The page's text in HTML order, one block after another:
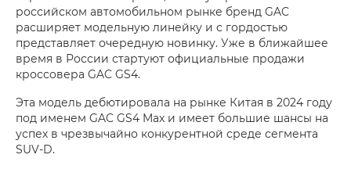
российском автомобильном рынке бренд GAC
расширяет модельную линейку и с гордостью
представляет очередную новинку. Уже в ближайшее
время в России стартуют официальные продажи
кроссовера GAC GS4.
Эта модель дебютировала на рынке Китая в 2024 году
под именем GAC GS4 Max и имеет большие шансы на
успех в чрезвычайно конкурентной среде сегмента
SUV-D.